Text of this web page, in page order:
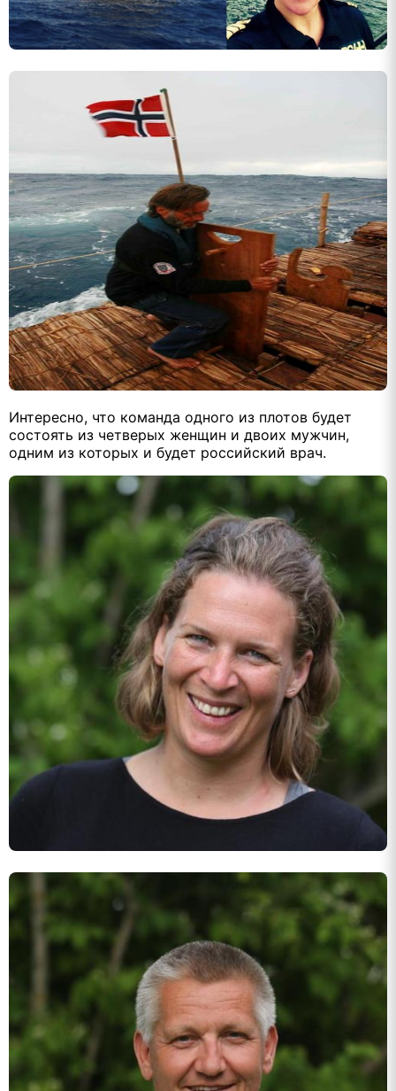
Интересно, что команда одного из плотов будет
состоять из четверых женщин и двоих мужчин,
одним из которых и будет российский врач.